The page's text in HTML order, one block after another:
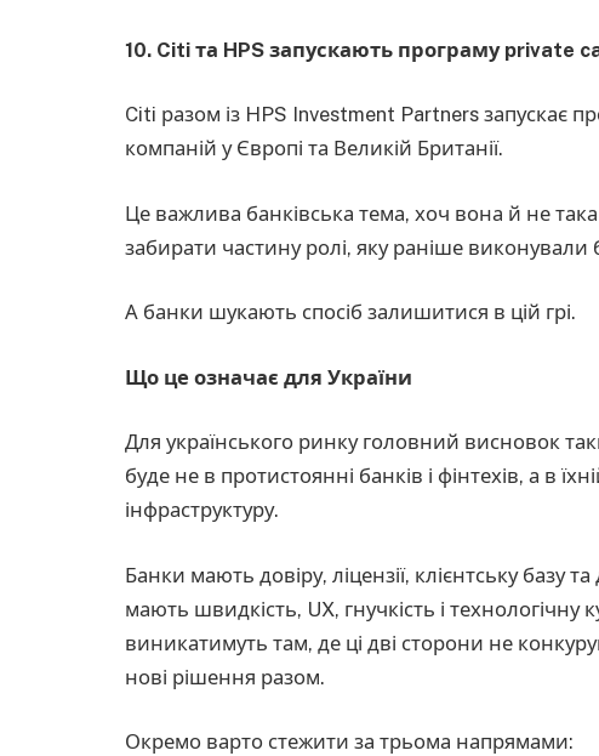
10. Citi та HPS запускають програму private
Citi разом із HPS Investment Partners запускає
компаній у Європі та Великій Британії.
Це важлива банківська тема, хоч вона й не
забирати частину ролі, яку раніше виконували
А банки шукають спосіб залишитися в цій грі.
Що це означає для України
Для українського ринку головний висновок
буде не в протистоянні банків і фінтехів, а в
інфраструктуру.
Банки мають довіру, ліцензії, клієнтську базу
мають швидкість, UX, гнучкість і технологічну
виникатимуть там, де ці дві сторони не
нові рішення разом.
Окремо варто стежити за трьома напрямами: